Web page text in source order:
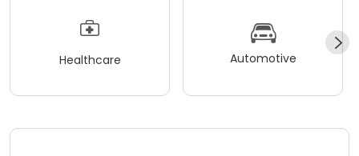
Healthcare Automotive